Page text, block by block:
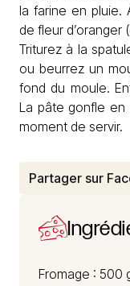
la farine en pluie.
de fleur d’oranger
Triturez à la
ou beurrez un
fond du moule.
La pâte gonfle en
moment de servir.
Partager sur
Fromage : 500